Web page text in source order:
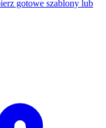
gotowe szablony lub